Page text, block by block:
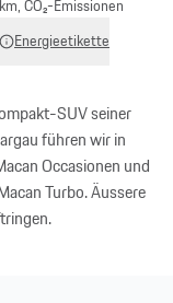
, CO₂-Emissionen
Energieetikette
SUV seiner
führen wir in
Occasionen und
Turbo. Äussere